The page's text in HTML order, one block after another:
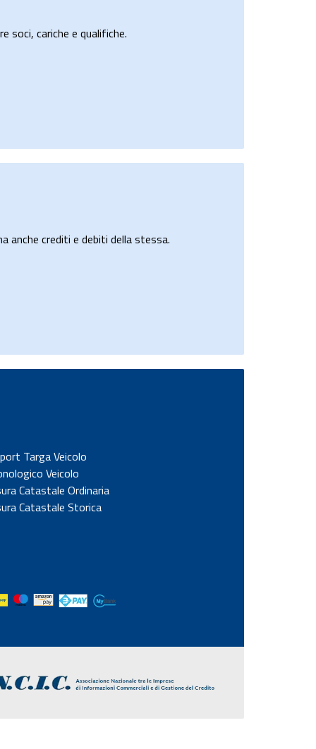
soci, cariche e qualifiche.
anche crediti e debiti della stessa.
Targa Veicolo
Veicolo
Catastale Ordinaria
Catastale Storica